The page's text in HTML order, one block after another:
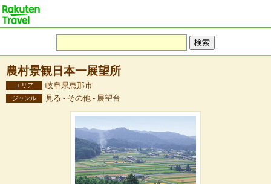
農村景観日本一展望所
エリア 岐阜県恵那市
ジャンル 見る - その他 - 展望台